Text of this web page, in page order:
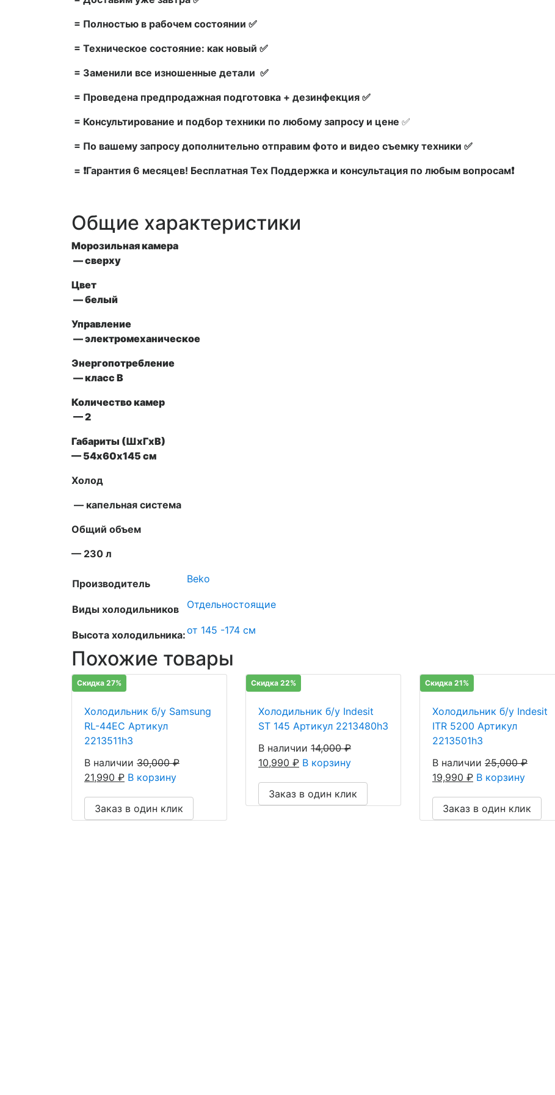
= Полностью в рабочем состоянии ✅
= Техническое состояние: как новый ✅
= Заменили все изношенные детали ✅
= Проведена предпродажная подготовка + дезинфекция ✅
= Консультирование и подбор техники по любому запросу и цене ✅
= По вашему запросу дополнительно отправим фото и видео съемку техники ✅
= ❗Гарантия 6 месяцев! Бесплатная Тех Поддержка и консультация по любым вопросам❗
Общие характеристики
Морозильная камера
— сверху
Цвет
— белый
Управление
— электромеханическое
Энергопотребление
— класс В
Количество камер
— 2
Габариты (ШxГxВ)
— 54х60х145 см
Холод
— капельная система
Общий объем
— 230 л
Производитель Beko
Виды холодильников Отдельностоящие
Высота холодильника:от 145 -174 см
Похожие товары
Скидка 27%
Холодильник б/у Samsung
RL-44EC Артикул
2213511h3
В наличии 30,000₽
21,990 ₽ В корзину
Заказ в один клик
Скидка 22%
Холодильник б/у Indesit
ST 145 Артикул 2213480h3
В наличии 14,000₽
10,990 ₽ В корзину
Заказ в один клик
Скидка 21%
Холодильник б/у Indesit
ITR 5200 Артикул
2213501h3
В наличии 25,000₽
19,990 ₽ В корзину
Заказ в один клик